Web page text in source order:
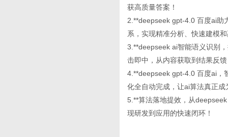
获高质量答案！
2.**deepseek gpt-4.0 百度ai助
系，实现精准分析、快速建模
3.**deepseek ai智能语义识别
击即中，从内容获取到结果反
4.**deepseek gpt-4.0 百度ai，
化全自动完成，让ai算法真正
5.**算法落地提效，从
现研发到应用的快速闭环！